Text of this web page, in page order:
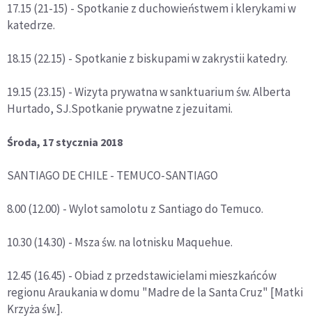
17.15 (21-15) - Spotkanie z duchowieństwem i klerykami w
katedrze.
18.15 (22.15) - Spotkanie z biskupami w zakrystii katedry.
19.15 (23.15) - Wizyta prywatna w sanktuarium św. Alberta
Hurtado, SJ.Spotkanie prywatne z jezuitami.
Środa, 17 stycznia 2018
SANTIAGO DE CHILE - TEMUCO-SANTIAGO
8.00 (12.00) - Wylot samolotu z Santiago do Temuco.
10.30 (14.30) - Msza św. na lotnisku Maquehue.
12.45 (16.45) - Obiad z przedstawicielami mieszkańców
regionu Araukania w domu "Madre de la Santa Cruz" [Matki
Krzyża św.].